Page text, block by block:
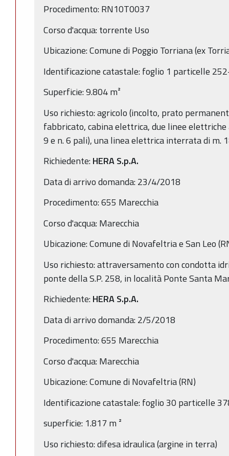
Procedimento: RN10T0037
Corso d'acqua: torrente Uso
Ubicazione: Comune di Poggio Torriana (ex
Identificazione catastale: foglio 1 particelle
Superficie: 9.804 m²
Uso richiesto: agricolo (incolto, prato
fabbricato, cabina elettrica, due linee elettriche
9 e n. 6 pali), una linea elettrica interrata di m.
Richiedente:HERA S.p.A.
Data di arrivo domanda: 23/4/2018
Procedimento: 655 Marecchia
Corso d'acqua: Marecchia
Ubicazione: Comune di Novafeltria e San Leo
Uso richiesto: attraversamento con condotta
ponte della S.P. 258, in località Ponte Santa
Richiedente:HERA S.p.A.
Data di arrivo domanda: 2/5/2018
Procedimento: 655 Marecchia
Corso d'acqua: Marecchia
Ubicazione: Comune di Novafeltria (RN)
Identificazione catastale: foglio 30 particelle
superficie: 1.817 m ²
Uso richiesto: difesa idraulica (argine in terra)